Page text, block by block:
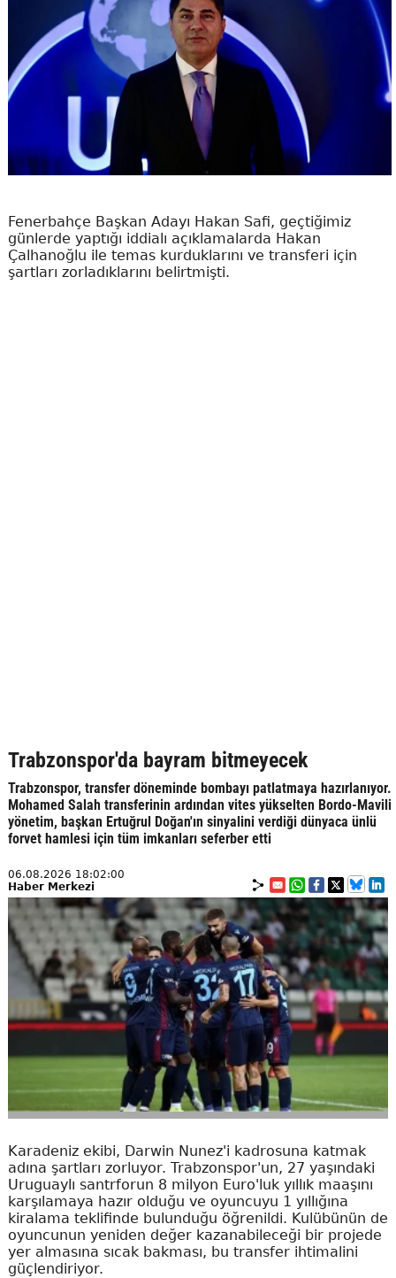
Fenerbahçe Başkan Adayı Hakan Safi, geçtiğimiz
günlerde yaptığı iddialı açıklamalarda Hakan
Çalhanoğlu ile temas kurduklarını ve transferi için
şartları zorladıklarını belirtmişti.
Trabzonspor'da bayram bitmeyecek
Trabzonspor, transfer döneminde bombayı patlatmaya hazırlanıyor.
Mohamed Salah transferinin ardından vites yükselten Bordo-Mavili
yönetim, başkan Ertuğrul Doğan'ın sinyalini verdiği dünyaca ünlü
forvet hamlesi için tüm imkanları seferber etti
06.08.2026 18:02:00
Haber Merkezi
Karadeniz ekibi, Darwin Nunez'i kadrosuna katmak
adına şartları zorluyor. Trabzonspor'un, 27 yaşındaki
Uruguaylı santrforun 8 milyon Euro'luk yıllık maaşını
karşılamaya hazır olduğu ve oyuncuyu 1 yıllığına
kiralama teklifinde bulunduğu öğrenildi. Kulübünün de
oyuncunun yeniden değer kazanabileceği bir projede
yer almasına sıcak bakması, bu transfer ihtimalini
güçlendiriyor.